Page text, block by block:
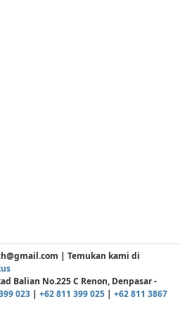
| Temukan kami di
Balian No.225 C Renon, Denpasar -
023 | +62 811 399 025 | +62 811 3867